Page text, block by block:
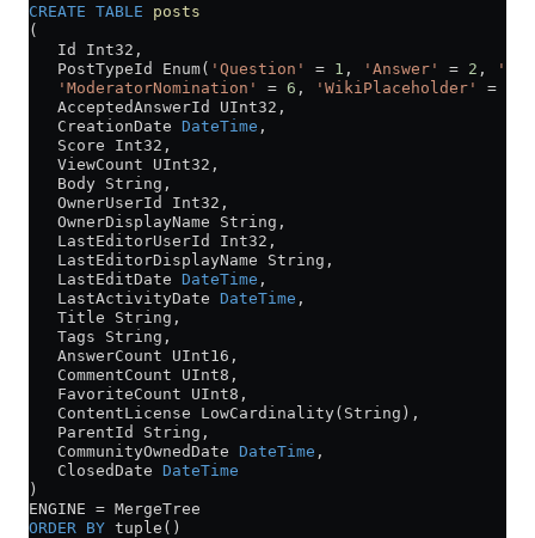
CREATE TABLE posts
(
   Id Int32,
   PostTypeId Enum(
'Question' = 1 , 'Answer' = 2 ,
   'ModeratorNomination'
= 6 , 'WikiPlaceholder' =
   AcceptedAnswerId UInt32,
   CreationDate
DateTime ,
   Score Int32,
   ViewCount UInt32,
   Body String,
   OwnerUserId Int32,
   OwnerDisplayName String,
   LastEditorUserId Int32,
   LastEditorDisplayName String,
   LastEditDate
DateTime ,
   LastActivityDate
DateTime ,
   Title String,
   Tags String,
   AnswerCount UInt16,
   CommentCount UInt8,
   FavoriteCount UInt8,
   ContentLicense LowCardinality(String),
   ParentId String,
   CommunityOwnedDate
DateTime ,
   ClosedDate
DateTime
)
ENGINE = MergeTree
ORDER BY tuple()